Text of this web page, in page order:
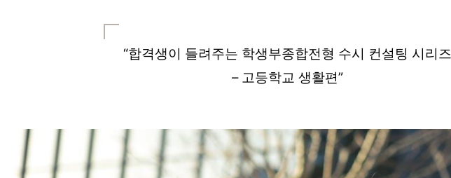
“합격생이 들려주는 학생부종합전형 수시 컨설팅 시리즈
– 고등학교 생활편”